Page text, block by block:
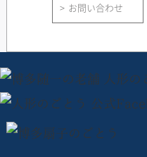
お問い合わせ